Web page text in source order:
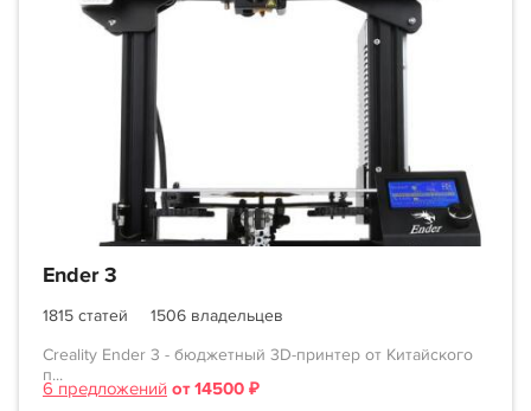
Ender 3
1815 статей
1506 владельцев
Creality Ender 3 - бюджетный 3D-принтер от Китайского
п...
6 предложений от 14500 ₽